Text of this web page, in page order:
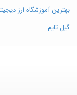
بهترین آموزشگاه ارز
گیل تایم